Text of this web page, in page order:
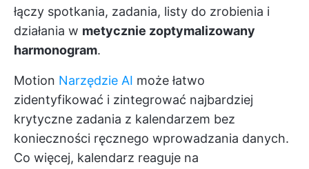
łączy spotkania, zadania, listy do zrobienia i
działania w metycznie zoptymalizowany
harmonogram.
Motion Narzędzie AI może łatwo
zidentyfikować i zintegrować najbardziej
krytyczne zadania z kalendarzem bez
konieczności ręcznego wprowadzania danych.
Co więcej, kalendarz reaguje na